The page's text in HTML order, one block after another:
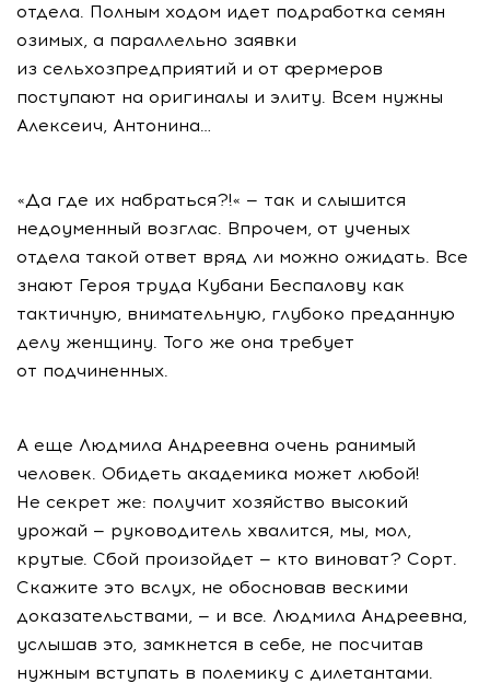
отдела. Полным ходом идет подработка семян
озимых, а параллельно заявки
из сельхозпредприятий и от фермеров
поступают на оригиналы и элиту. Всем нужны
Алексеич, Антонина…
«Да где их набраться?!« — так и слышится
недоуменный возглас. Впрочем, от ученых
отдела такой ответ вряд ли можно ожидать. Все
знают Героя труда Кубани Беспалову как
тактичную, внимательную, глубоко преданную
делу женщину. Того же она требует
от подчиненных.
А еще Людмила Андреевна очень ранимый
человек. Обидеть академика может любой!
Не секрет же: получит хозяйство высокий
урожай — руководитель хвалится, мы, мол,
крутые. Сбой произойдет — кто виноват? Сорт.
Скажите это вслух, не обосновав вескими
доказательствами, — и все. Людмила Андреевна,
услышав это, замкнется в себе, не посчитав
нужным вступать в полемику с дилетантами.